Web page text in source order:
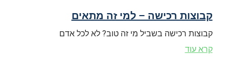
קבוצות רכישה – למי זה מתאים
קבוצות רכישה בשביל מי זה טוב? לא לכל אדם
קרא עוד